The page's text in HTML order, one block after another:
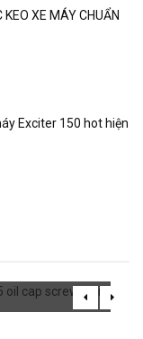
XE MÁY CHUẨN
Exciter 150 hot hiện